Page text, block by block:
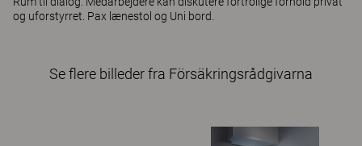
og uforstyrret. Pax lænestol og Uni bord.
Se flere billeder fra Försäkringsrådgivarna